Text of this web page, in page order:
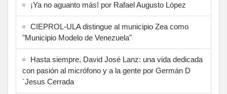
¡Ya no aguanto más! por Rafael Augusto López
CIEPROL-ULA distingue al municipio Zea como
"Municipio Modelo de Venezuela"
Hasta siempre, David José Lanz: una vida dedicada
con pasión al micrófono y a la gente por Germán D
´Jesus Cerrada